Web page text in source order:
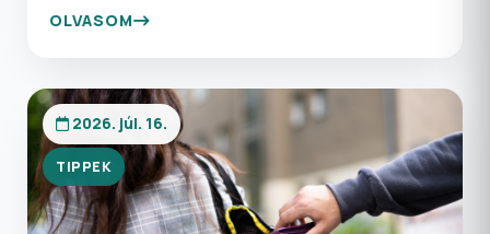
Olyan különleges kétnapos programot állítottunk
össze, amely tökéletesen ötvözi a történelmi
kastélyok romantikáját, a mediterrán
kikötővárosok hangulatát és az igazi
gasztronómia élményét. Egy felejthetetlen
romantikus hétvégi feltöltődésre vágyik?
Tartson velünk a CSOKOLÁDÉFESZTIVÁL
OPATIJÁBAN utazásukon.
OLVASOM
2026. júl. 16.
TIPPEK